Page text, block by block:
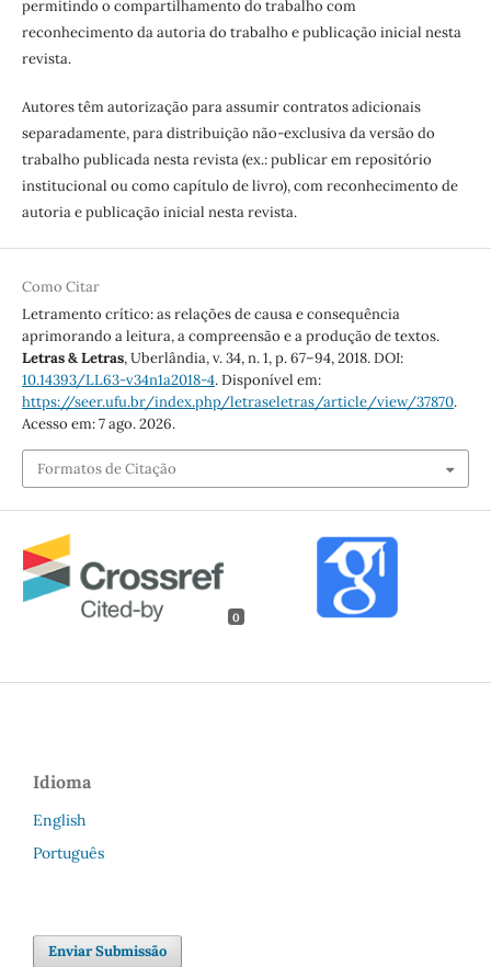
permitindo o compartilhamento do trabalho com
reconhecimento da autoria do trabalho e publicação inicial nesta
revista.
Autores têm autorização para assumir contratos adicionais
separadamente, para distribuição não-exclusiva da versão do
trabalho publicada nesta revista (ex.: publicar em repositório
institucional ou como capítulo de livro), com reconhecimento de
autoria e publicação inicial nesta revista.
Como Citar
Letramento crítico: as relações de causa e consequência
aprimorando a leitura, a compreensão e a produção de textos.
Letras & Letras, Uberlândia, v. 34, n. 1, p. 67–94, 2018. DOI:
10.14393/LL63-v34n1a2018-4. Disponível em:
https://seer.ufu.br/index.php/letraseletras/article/view/37870.
Acesso em: 7 ago. 2026.
Formatos de Citação
0
Idioma
English
Português
Enviar Submissão